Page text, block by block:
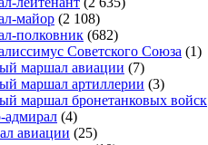
майор (2 108)
полковник (682)
Советского Союза (1)
маршал авиации (7)
маршал артиллерии (3)
маршал бронетанковых войск
адмирал (4)
авиации (25)